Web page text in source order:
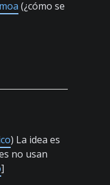
(¿cómo se
) La idea es
no usan
]